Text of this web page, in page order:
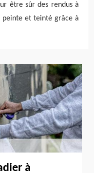
être sûr des rendus à
peinte et teinté grâce à
à